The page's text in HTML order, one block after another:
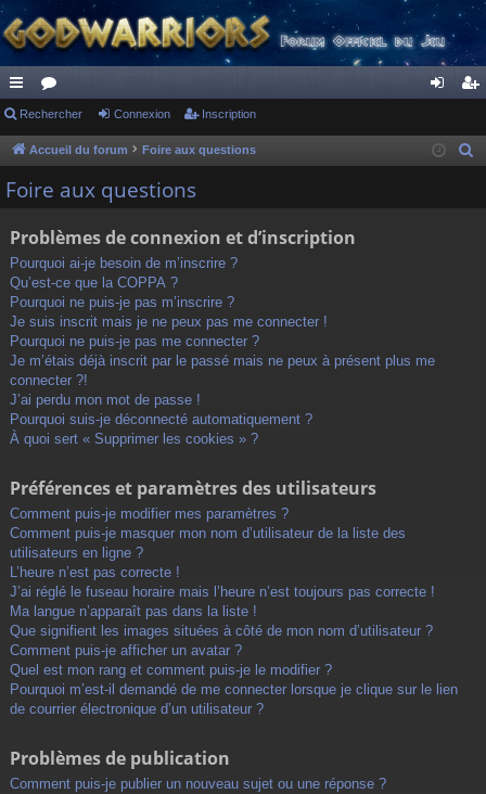
ac
co
ur
s
or
u ne cri
Rechercher Connexion Inscription
Accueil du forum Foire aux questions
Foire aux questions
Problèmes de connexion et d’inscription
Pourquoi ai-je besoin de m’inscrire ?
Qu’est-ce que la COPPA ?
Pourquoi ne puis-je pas m’inscrire ?
Je suis inscrit mais je ne peux pas me connecter !
Pourquoi ne puis-je pas me connecter ?
Je m’étais déjà inscrit par le passé mais ne peux à présent plus me
connecter ?!
J’ai perdu mon mot de passe !
Pourquoi suis-je déconnecté automatiquement ?
À quoi sert « Supprimer les cookies » ?
Préférences et paramètres des utilisateurs
Comment puis-je modifier mes paramètres ?
Comment puis-je masquer mon nom d’utilisateur de la liste des
utilisateurs en ligne ?
L’heure n’est pas correcte !
J’ai réglé le fuseau horaire mais l’heure n’est toujours pas correcte !
Ma langue n’apparaît pas dans la liste !
Que signifient les images situées à côté de mon nom d’utilisateur ?
Comment puis-je afficher un avatar ?
Quel est mon rang et comment puis-je le modifier ?
Pourquoi m’est-il demandé de me connecter lorsque je clique sur le lien
de courrier électronique d’un utilisateur ?
Problèmes de publication
Comment puis-je publier un nouveau sujet ou une réponse ?